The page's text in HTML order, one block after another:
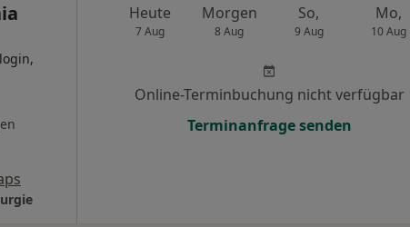
Heute
7 Aug
Morgen
8 Aug
So,
9 Aug
Mo,
10 Aug
Online-Terminbuchung nicht verfügbar
Terminanfrage senden